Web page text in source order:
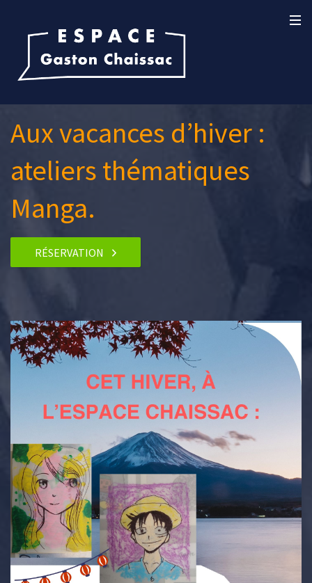
Aux vacances d’hiver :
ateliers thématiques
Manga.
RÉSERVATION